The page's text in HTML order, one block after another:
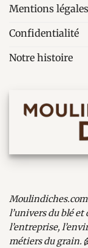
Mentions légales
Confidentialité
Notre histoire
l’univers du blé et
l’entreprise,
métiers du grain.